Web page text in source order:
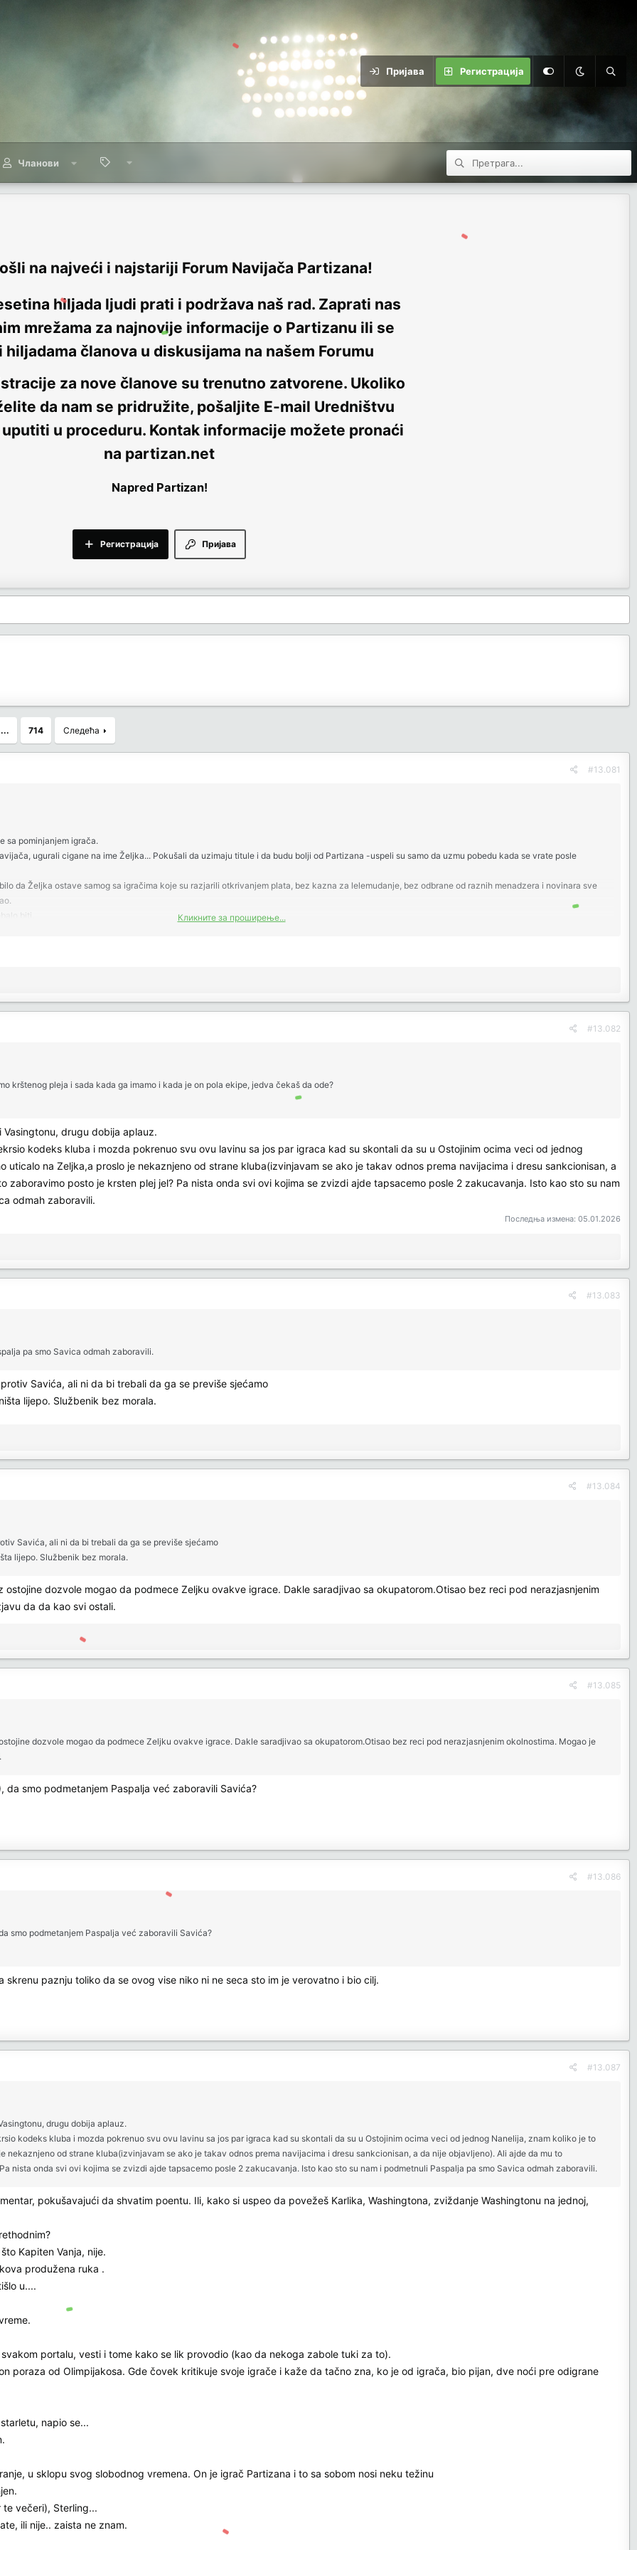
Пријава Регистрација
Чланови
na najveći i najstariji Forum Navijača Partizana!
hiljada ljudi prati i podržava naš rad. Zaprati nas
mrežama za najnovije informacije o Partizanu ili se
članova u diskusijama na našem Forumu
za nove članove su trenutno zatvorene. Ukoliko
da nam se pridružite, pošaljite E-mail Uredništvu
u proceduru. Kontak informacije možete pronaći
na partizan.net
Napred Partizan!
Пријава
Регистрација
... 714 Следећа
#13.081
sa pominjanjem igrača.
ugurali cigane na ime Željka... Pokušali da uzimaju titule i da budu bolji od Partizana -uspeli su samo da uzmu pobedu kada se vrate posle
da Željka ostave samog sa igračima koje su razjarili otkrivanjem plata, bez kazna za lelemudanje, bez odbrane od raznih menadzera i novinara sve
biti.
i Vučićem ,svako navijanje treba da počinje i završava sa prozivanjem njih dvojice.
Кликните за проширење...
#13.082
krštenog pleja i sada kada ga imamo i kada je on pola ekipe, jedva čekaš da ode?
drugu dobija aplauz.
kodeks kluba i mozda pokrenuo svu ovu lavinu sa jos par igraca kad su skontali da su u Ostojinim ocima veci od jednog
uticalo na Zeljka,a proslo je nekaznjeno od strane kluba(izvinjavam se ako je takav odnos prema navijacima i dresu sankcionisan, a
zaboravimo posto je krsten plej jel? Pa nista onda svi ovi kojima se zvizdi ajde tapsacemo posle 2 zakucavanja. Isto kao sto su nam
odmah zaboravili.
Последња измена: 05.01.2026
#13.083
pa smo Savica odmah zaboravili.
Savića, ali ni da bi trebali da ga se previše sjećamo
lijepo. Službenik bez morala.
#13.084
Savića, ali ni da bi trebali da ga se previše sjećamo
lijepo. Službenik bez morala.
ostojine dozvole mogao da podmece Zeljku ovakve igrace. Dakle saradjivao sa okupatorom.Otisao bez reci pod nerazjasnjenim
da da kao svi ostali.
#13.085
dozvole mogao da podmece Zeljku ovakve igrace. Dakle saradjivao sa okupatorom.Otisao bez reci pod nerazjasnjenim okolnostima. Mogao je
da smo podmetanjem Paspalja već zaboravili Savića?
#13.086
smo podmetanjem Paspalja već zaboravili Savića?
skrenu paznju toliko da se ovog vise niko ni ne seca sto im je verovatno i bio cilj.
#13.087
drugu dobija aplauz.
kodeks kluba i mozda pokrenuo svu ovu lavinu sa jos par igraca kad su skontali da su u Ostojinim ocima veci od jednog Nanelija, znam koliko je to
nekaznjeno od strane kluba(izvinjavam se ako je takav odnos prema navijacima i dresu sankcionisan, a da nije objavljeno). Ali ajde da mu to
nista onda svi ovi kojima se zvizdi ajde tapsacemo posle 2 zakucavanja. Isto kao sto su nam i podmetnuli Paspalja pa smo Savica odmah zaboravili.
pokušavajući da shvatim poentu. Ili, kako si uspeo da povežeš Karlika, Washingtona, zviždanje Washingtonu na jednoj,
Kapiten Vanja, nije.
produžena ruka .
u....
portalu, vesti i tome kako se lik provodio (kao da nekoga zabole tuki za to).
poraza od Olimpijakosa. Gde čovek kritikuje svoje igrače i kaže da tačno zna, ko je od igrača, bio pijan, dve noći pre odigrane
napio se...
u sklopu svog slobodnog vremena. On je igrač Partizana i to sa sobom nosi neku težinu
večeri), Sterling...
ili nije.. zaista ne znam.